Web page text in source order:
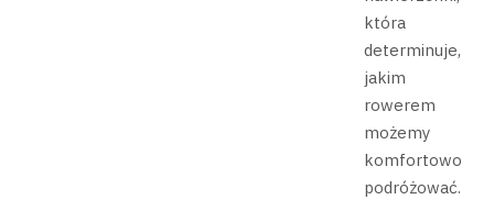
która
determinuje,
jakim
rowerem
możemy
komfortowo
podróżować.